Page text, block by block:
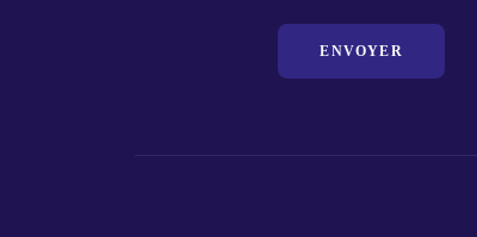
ENVOYER